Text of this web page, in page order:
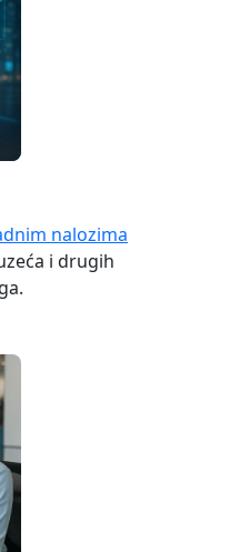
nalozima
i drugih